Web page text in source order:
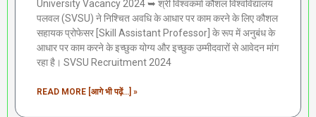
University Vacancy 2024 ➥ श्री विश्वकर्मा कौशल विश्वविद्यालय
पलवल (SVSU) ने निश्चित अवधि के आधार पर काम करने के लिए कौशल
सहायक प्रोफेसर [Skill Assistant Professor] के रूप में अनुबंध के
आधार पर काम करने के इच्छुक योग्य और इच्छुक उम्मीदवारों से आवेदन मांग
रहा है। SVSU Recruitment 2024
READ MORE [आगे भी पढ़ें...] »